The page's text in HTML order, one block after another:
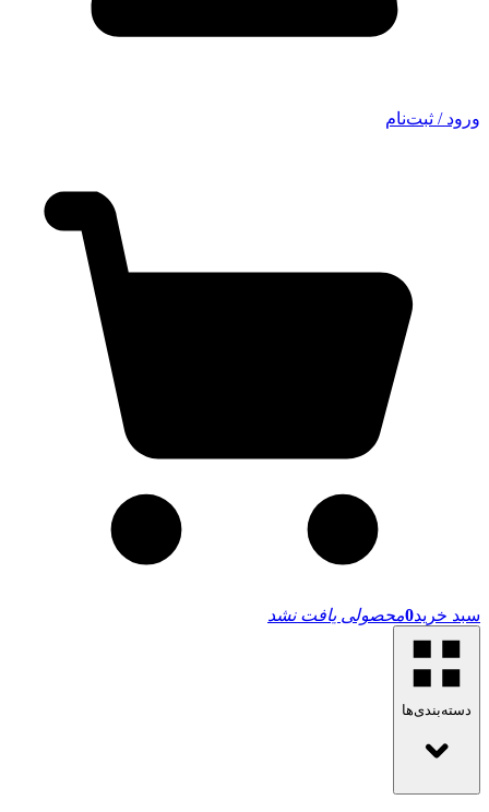
ورود / ثبت‌نام
سبد خرید0محصولی یافت نشد
دسته‌بندی‌ها